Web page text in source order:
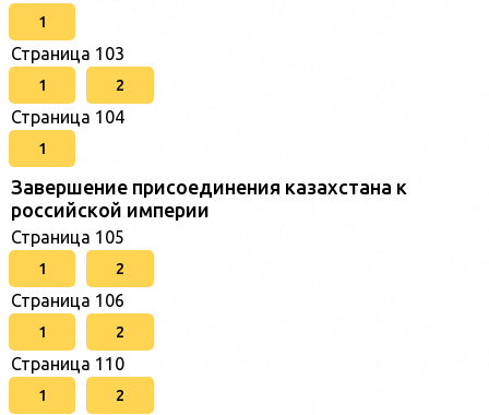
1
Страница 103
1 2
Страница 104
1
Завершение присоединения казахстана к
российской империи
Страница 105
1 2
Страница 106
1 2
Страница 110
1 2